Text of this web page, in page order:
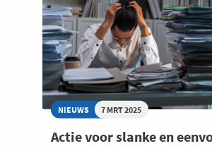
NIEUWS 7 MRT 2025
Actie voor slanke en